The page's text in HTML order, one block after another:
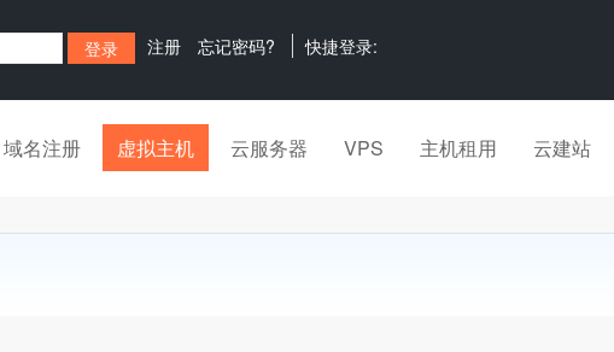
注册 忘记密码? 快捷登录:
域名注册 虚拟主机 云服务器 VPS 主机租用 云建站